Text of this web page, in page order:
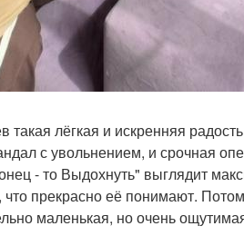
лёгкая и искренняя
с увольнением, и срочная
- то Выдохнуть" выглядит
прекрасно её понимают.
маленькая, но очень